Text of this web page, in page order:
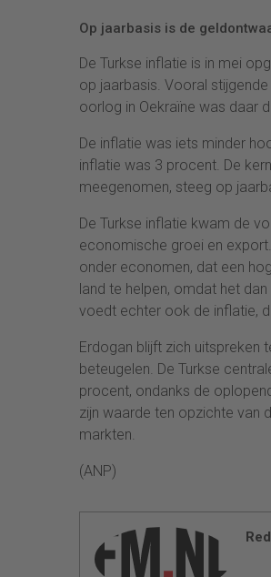
Op jaarbasis is de
De Turkse inflatie is in mei
op jaarbasis. Vooral
oorlog in Oekraïne was daar
De inflatie was iets minder
inflatie was 3 procent. De
meegenomen, steeg op
De Turkse inflatie kwam de
economische groei en
onder economen, dat een
land te helpen, omdat het
voedt echter ook de inflatie,
Erdogan blijft zich uitspreken
beteugelen. De Turkse
procent, ondanks de
zijn waarde ten opzichte van
markten.
(ANP)